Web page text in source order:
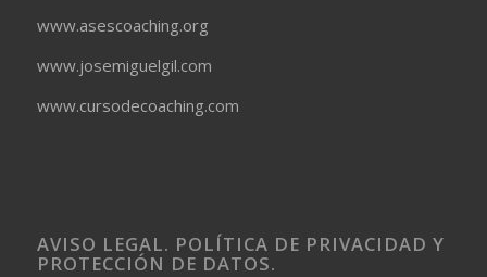
www.asescoaching.org
www.josemiguelgil.com
www.cursodecoaching.com
AVISO LEGAL. POLÍTICA DE PRIVACIDAD Y
PROTECCIÓN DE DATOS.